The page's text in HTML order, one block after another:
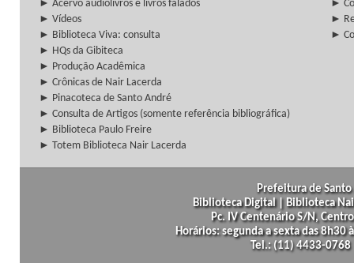
► Acervo audiolivros e livros falados
►
► Vídeos
►
► Biblioteca Viva: consulta
►
► HQs da Gibiteca
► Produção Acadêmica
► Crônicas de Nair Lacerda
► Pinacoteca de Santo André
► Consulta de Artigos (somente referência bibliográfica)
► Biblioteca Paulo Freire
► Totem Biblioteca Nair Lacerda
Prefeitura de
Biblioteca Digital | Biblioteca
Pc. IV Centenário S/N,
Horários: segunda a sexta das
Tel.: (11) 4433-